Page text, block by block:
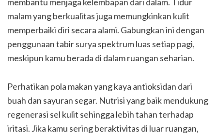
malam yang berkualitas juga memungkinkan kulit
memperbaiki diri secara alami. Gabungkan ini dengan
penggunaan tabir surya spektrum luas setiap pagi,
meskipun kamu berada di dalam ruangan seharian.
Perhatikan pola makan yang kaya antioksidan dari
buah dan sayuran segar. Nutrisi yang baik mendukung
regenerasi sel kulit sehingga lebih tahan terhadap
iritasi. Jika kamu sering beraktivitas di luar ruangan,